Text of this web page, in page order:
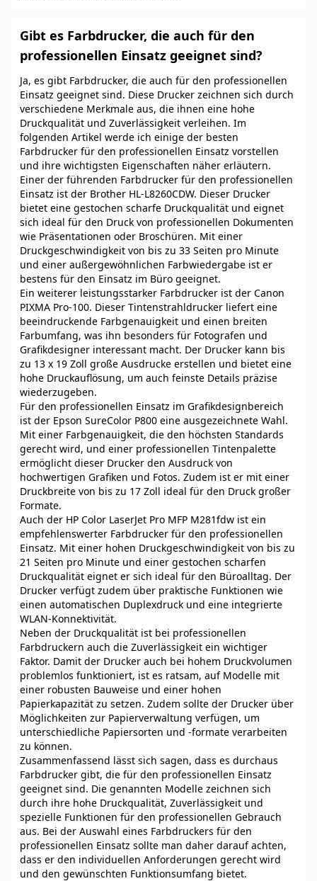
Gibt es Farbdrucker, die auch für den
professionellen Einsatz geeignet sind?
Ja, es gibt Farbdrucker, die auch für den professionellen
Einsatz geeignet sind. Diese Drucker zeichnen sich durch
verschiedene Merkmale aus, die ihnen eine hohe
Druckqualität und Zuverlässigkeit verleihen. Im
folgenden Artikel werde ich einige der besten
Farbdrucker für den professionellen Einsatz vorstellen
und ihre wichtigsten Eigenschaften näher erläutern.
Einer der führenden Farbdrucker für den professionellen
Einsatz ist der Brother HL-L8260CDW. Dieser Drucker
bietet eine gestochen scharfe Druckqualität und eignet
sich ideal für den Druck von professionellen Dokumenten
wie Präsentationen oder Broschüren. Mit einer
Druckgeschwindigkeit von bis zu 33 Seiten pro Minute
und einer außergewöhnlichen Farbwiedergabe ist er
bestens für den Einsatz im Büro geeignet.
Ein weiterer leistungsstarker Farbdrucker ist der Canon
PIXMA Pro-100. Dieser Tintenstrahldrucker liefert eine
beeindruckende Farbgenauigkeit und einen breiten
Farbumfang, was ihn besonders für Fotografen und
Grafikdesigner interessant macht. Der Drucker kann bis
zu 13 x 19 Zoll große Ausdrucke erstellen und bietet eine
hohe Druckauflösung, um auch feinste Details präzise
wiederzugeben.
Für den professionellen Einsatz im Grafikdesignbereich
ist der Epson SureColor P800 eine ausgezeichnete Wahl.
Mit einer Farbgenauigkeit, die den höchsten Standards
gerecht wird, und einer professionellen Tintenpalette
ermöglicht dieser Drucker den Ausdruck von
hochwertigen Grafiken und Fotos. Zudem ist er mit einer
Druckbreite von bis zu 17 Zoll ideal für den Druck großer
Formate.
Auch der HP Color LaserJet Pro MFP M281fdw ist ein
empfehlenswerter Farbdrucker für den professionellen
Einsatz. Mit einer hohen Druckgeschwindigkeit von bis zu
21 Seiten pro Minute und einer gestochen scharfen
Druckqualität eignet er sich ideal für den Büroalltag. Der
Drucker verfügt zudem über praktische Funktionen wie
einen automatischen Duplexdruck und eine integrierte
WLAN-Konnektivität.
Neben der Druckqualität ist bei professionellen
Farbdruckern auch die Zuverlässigkeit ein wichtiger
Faktor. Damit der Drucker auch bei hohem Druckvolumen
problemlos funktioniert, ist es ratsam, auf Modelle mit
einer robusten Bauweise und einer hohen
Papierkapazität zu setzen. Zudem sollte der Drucker über
Möglichkeiten zur Papierverwaltung verfügen, um
unterschiedliche Papiersorten und -formate verarbeiten
zu können.
Zusammenfassend lässt sich sagen, dass es durchaus
Farbdrucker gibt, die für den professionellen Einsatz
geeignet sind. Die genannten Modelle zeichnen sich
durch ihre hohe Druckqualität, Zuverlässigkeit und
spezielle Funktionen für den professionellen Gebrauch
aus. Bei der Auswahl eines Farbdruckers für den
professionellen Einsatz sollte man daher darauf achten,
dass er den individuellen Anforderungen gerecht wird
und den gewünschten Funktionsumfang bietet.